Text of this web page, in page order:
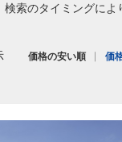
索のタイミングに
価格の安い順 価